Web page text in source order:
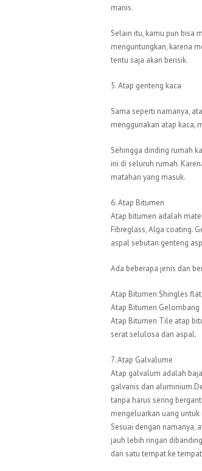
manis.
Selain itu, kamu pun bisa
menguntungkan, karena
tentu saja akan berisik.
5. Atap genteng kaca
Sama seperti namanya,
menggunakan atap kaca,
Sehingga dinding rumah
ini di seluruh rumah.
matahari yang masuk.
6. Atap Bitumen
Atap bitumen adalah
Fibreglass, Alga coating.
aspal sebutan genteng
Ada beberapa jenis dan
Atap Bitumen Shingles
Atap Bitumen
Atap Bitumen Tile atap
serat selulosa dan aspal.
7. Atap Galvalume
Atap galvalum adalah
galvanis dan
tanpa harus sering
mengeluarkan uang
Sesuai dengan namanya,
jauh lebih ringan
dari satu tempat ke